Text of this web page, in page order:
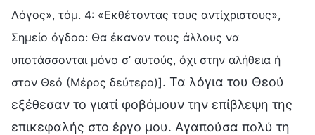
Λόγος», τόμ. 4: «Εκθέτοντας τους αντίχριστους»,
Σημείο όγδοο: Θα έκαναν τους άλλους να
υποτάσσονται μόνο σ’ αυτούς, όχι στην αλήθεια ή
στον Θεό (Μέρος δεύτερο)]. Τα λόγια του Θεού
εξέθεσαν το γιατί φοβόμουν την επίβλεψη της
επικεφαλής στο έργο μου. Αγαπούσα πολύ τη